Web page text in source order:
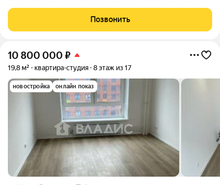
17 этаже 17-этажного панельного дома, построенного в 2021
году. Окна выходят во
Позвонить
10 800 000 ₽
19,8 м² квартира-студия 8 этаж из 17
новостройка онлайн показ